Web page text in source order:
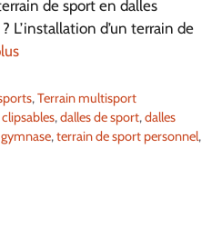
de sport en dalles
L’installation d’un terrain de
,Terrain multisport
,dalles de sport,dalles
gymnase,terrain de sport personnel,